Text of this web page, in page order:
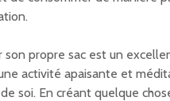
son propre sac est un
activité apaisante et
soi. En créant quelque